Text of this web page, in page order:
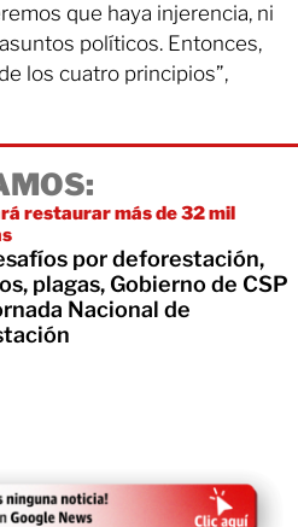
que haya injerencia, ni
políticos. Entonces,
los cuatro principios”,
restaurar más de 32 mil
por deforestación,
plagas, Gobierno de CSP
Nacional de